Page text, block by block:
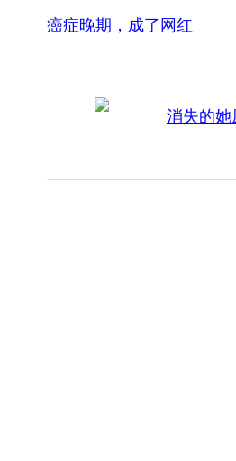
癌症晚期，成了网红
消失的她